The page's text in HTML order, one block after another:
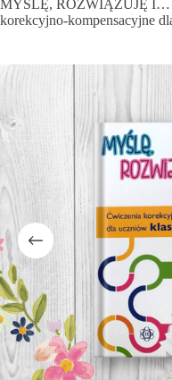
MYŚLĘ, ROZWIĄZUJĘ I…
korekcyjno-kompensacyjne